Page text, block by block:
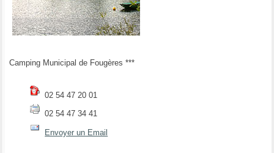
Camping Municipal de Fougères ***
02 54 47 20 01
02 54 47 34 41
Envoyer un Email